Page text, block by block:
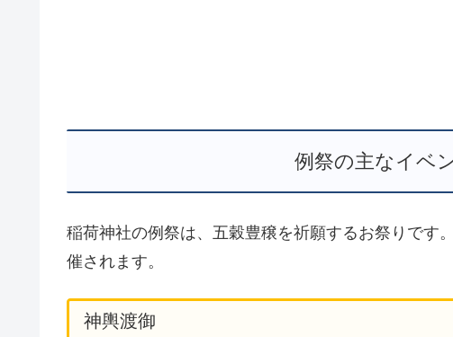
例祭の主なイベ
稲荷神社の例祭は、五穀豊穣を祈願するお祭りです
催されます。
神輿渡御